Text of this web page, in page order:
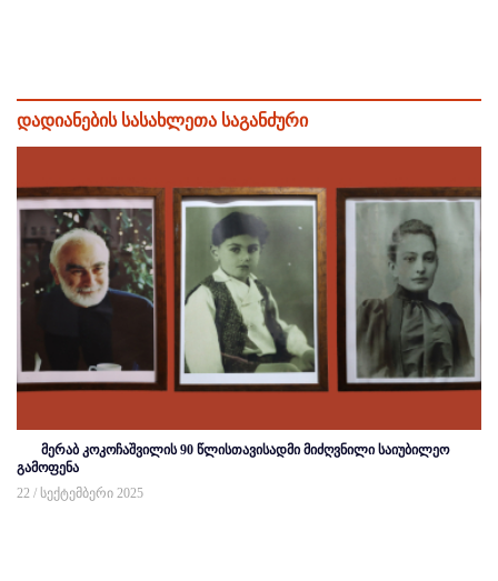
დადიანების სასახლეთა საგანძური
მერაბ კოკოჩაშვილის 90 წლისთავისადმი მიძღვნილი საიუბილეო
გამოფენა
22 / სექტემბერი 2025